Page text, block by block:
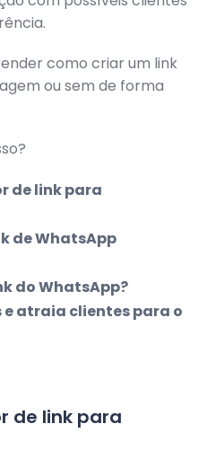
como criar um link
ou sem de forma
de link para
de WhatsApp
do WhatsApp?
atraia clientes para o
de link para